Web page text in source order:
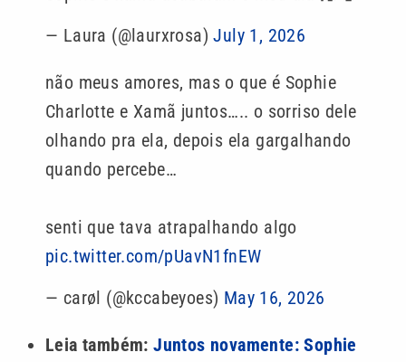
— Laura (@laurxrosa)July 1, 2026
não meus amores, mas o que é Sophie
Charlotte e Xamã juntos….. o sorriso dele
olhando pra ela, depois ela gargalhando
quando percebe…
senti que tava atrapalhando algo
pic.twitter.com/pUavN1fnEW
— carøl (@kccabeyoes) May 16, 2026
Leia também:Juntos novamente: Sophie